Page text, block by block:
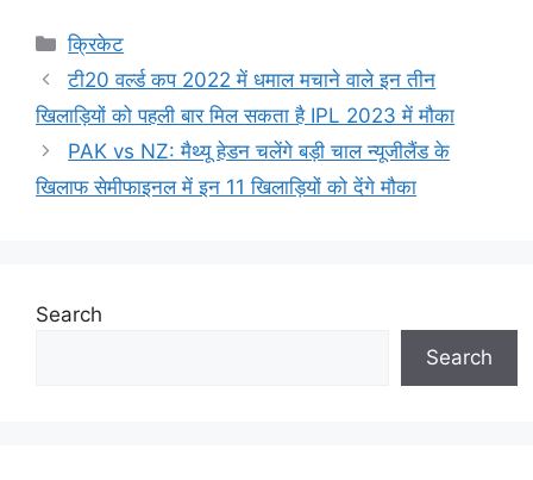
Categories
क्रिकेट
टी20 वर्ल्ड कप 2022 में धमाल मचाने वाले इन तीन
खिलाड़ियों को पहली बार मिल सकता है IPL 2023 में मौका
PAK vs NZ: मैथ्यू हेडन चलेंगे बड़ी चाल न्यूजीलैंड के
खिलाफ सेमीफाइनल में इन 11 खिलाड़ियों को देंगे मौका
Search
Search